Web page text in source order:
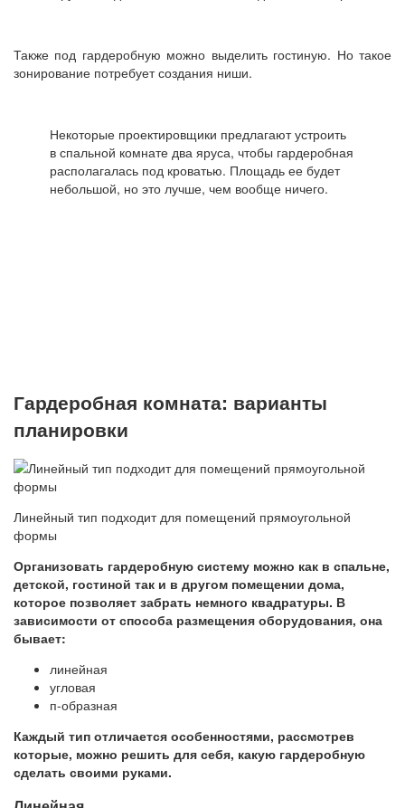
Также под гардеробную можно выделить гостиную. Но такое
зонирование потребует создания ниши.
Некоторые проектировщики предлагают устроить
в спальной комнате два яруса, чтобы гардеробная
располагалась под кроватью. Площадь ее будет
небольшой, но это лучше, чем вообще ничего.
Гардеробная комната: варианты
планировки
Линейный тип подходит для помещений прямоугольной
формы
Организовать гардеробную систему можно как в спальне,
детской, гостиной так и в другом помещении дома,
которое позволяет забрать немного квадратуры. В
зависимости от способа размещения оборудования, она
бывает:
линейная
угловая
п-образная
Каждый тип отличается особенностями, рассмотрев
которые, можно решить для себя, какую гардеробную
сделать своими руками.